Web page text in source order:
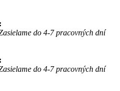
do 4-7 pracovných dní
do 4-7 pracovných dní